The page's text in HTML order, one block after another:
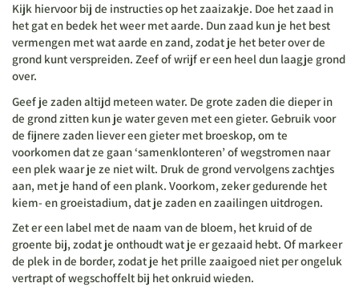
Kijk hiervoor bij de instructies op het zaaizakje. Doe het zaad in
het gat en bedek het weer met aarde. Dun zaad kun je het best
vermengen met wat aarde en zand, zodat je het beter over de
grond kunt verspreiden. Zeef of wrijf er een heel dun laagje grond
over.
Geef je zaden altijd meteen water. De grote zaden die dieper in
de grond zitten kun je water geven met een gieter. Gebruik voor
de fijnere zaden liever een gieter met broeskop, om te
voorkomen dat ze gaan ‘samenklonteren’ of wegstromen naar
een plek waar je ze niet wilt. Druk de grond vervolgens zachtjes
aan, met je hand of een plank. Voorkom, zeker gedurende het
kiem- en groeistadium, dat je zaden en zaailingen uitdrogen.
Zet er een label met de naam van de bloem, het kruid of de
groente bij, zodat je onthoudt wat je er gezaaid hebt. Of markeer
de plek in de border, zodat je het prille zaaigoed niet per ongeluk
vertrapt of wegschoffelt bij het onkruid wieden.